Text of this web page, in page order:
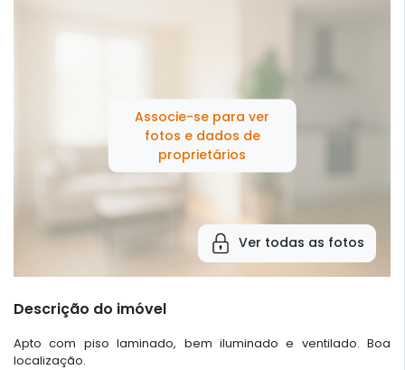
Associe-se para ver
fotos e dados de
proprietários
Ver todas as fotos
Descrição do imóvel
Apto com piso laminado, bem iluminado e ventilado. Boa
localização.